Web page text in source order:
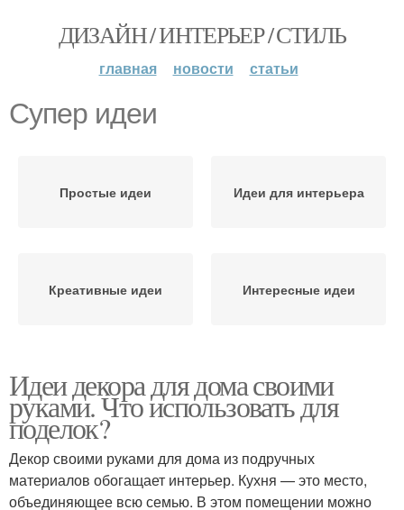
ДИЗАЙН / ИНТЕРЬЕР / СТИЛЬ
главная новости статьи
Супер идеи
Простые идеи Идеи для интерьера
Креативные идеи Интересные идеи
Идеи декора для дома своими
руками. Что использовать для
поделок?
Декор своими руками для дома из подручных
материалов обогащает интерьер. Кухня — это место,
объединяющее всю семью. В этом помещении можно